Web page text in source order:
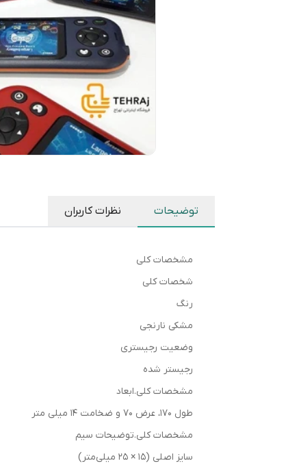
توضیحات نظرات کاربران
مشخصات کلی
شخصات کلی
رنگ
مشکی نارنجی
وضعیت رجیستری
رجیستر شده
مشخصات کلی.ابعاد
طول 170، عرض 70 و ضخامت 14 میلی متر
مشخصات کلی.توضیحات سیم
سایز اصلی (15 × 25 میلی‌متر)